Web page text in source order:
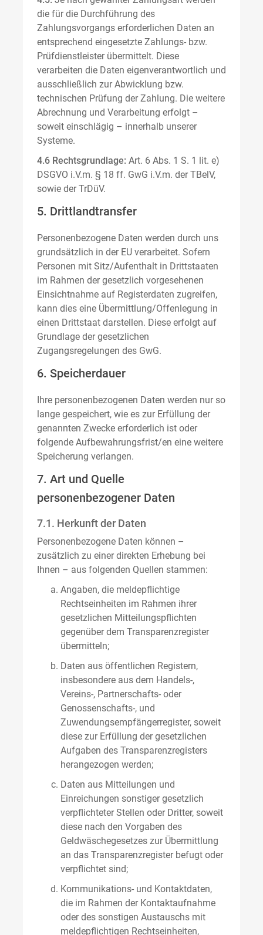
die für die Durchführung des
Zahlungsvorgangs erforderlichen Daten an
entsprechend eingesetzte Zahlungs- bzw.
Prüfdienstleister übermittelt. Diese
verarbeiten die Daten eigenverantwortlich und
ausschließlich zur Abwicklung bzw.
technischen Prüfung der Zahlung. Die weitere
Abrechnung und Verarbeitung erfolgt –
soweit einschlägig – innerhalb unserer
Systeme.
4.6 Rechtsgrundlage: Art. 6 Abs. 1 S. 1 lit. e)
DSGVO i.V.m. § 18 ff. GwG i.V.m. der TBelV,
sowie der TrDüV.
5. Drittlandtransfer
Personenbezogene Daten werden durch uns
grundsätzlich in der EU verarbeitet. Sofern
Personen mit Sitz/Aufenthalt in Drittstaaten
im Rahmen der gesetzlich vorgesehenen
Einsichtnahme auf Registerdaten zugreifen,
kann dies eine Übermittlung/Offenlegung in
einen Drittstaat darstellen. Diese erfolgt auf
Grundlage der gesetzlichen
Zugangsregelungen des GwG.
6. Speicherdauer
Ihre personenbezogenen Daten werden nur so
lange gespeichert, wie es zur Erfüllung der
genannten Zwecke erforderlich ist oder
folgende Aufbewahrungsfrist/en eine weitere
Speicherung verlangen.
7. Art und Quelle
personenbezogener Daten
7.1. Herkunft der Daten
Personenbezogene Daten können –
zusätzlich zu einer direkten Erhebung bei
Ihnen – aus folgenden Quellen stammen:
Angaben, die meldepflichtige
Rechtseinheiten im Rahmen ihrer
gesetzlichen Mitteilungspflichten
gegenüber dem Transparenzregister
übermitteln;
Daten aus öffentlichen Registern,
insbesondere aus dem Handels-,
Vereins-, Partnerschafts- oder
Genossenschafts-, und
Zuwendungsempfängerregister, soweit
diese zur Erfüllung der gesetzlichen
Aufgaben des Transparenzregisters
herangezogen werden;
Daten aus Mitteilungen und
Einreichungen sonstiger gesetzlich
verpflichteter Stellen oder Dritter, soweit
diese nach den Vorgaben des
Geldwäschegesetzes zur Übermittlung
an das Transparenzregister befugt oder
verpflichtet sind;
Kommunikations- und Kontaktdaten,
die im Rahmen der Kontaktaufnahme
oder des sonstigen Austauschs mit
meldepflichtigen Rechtseinheiten,